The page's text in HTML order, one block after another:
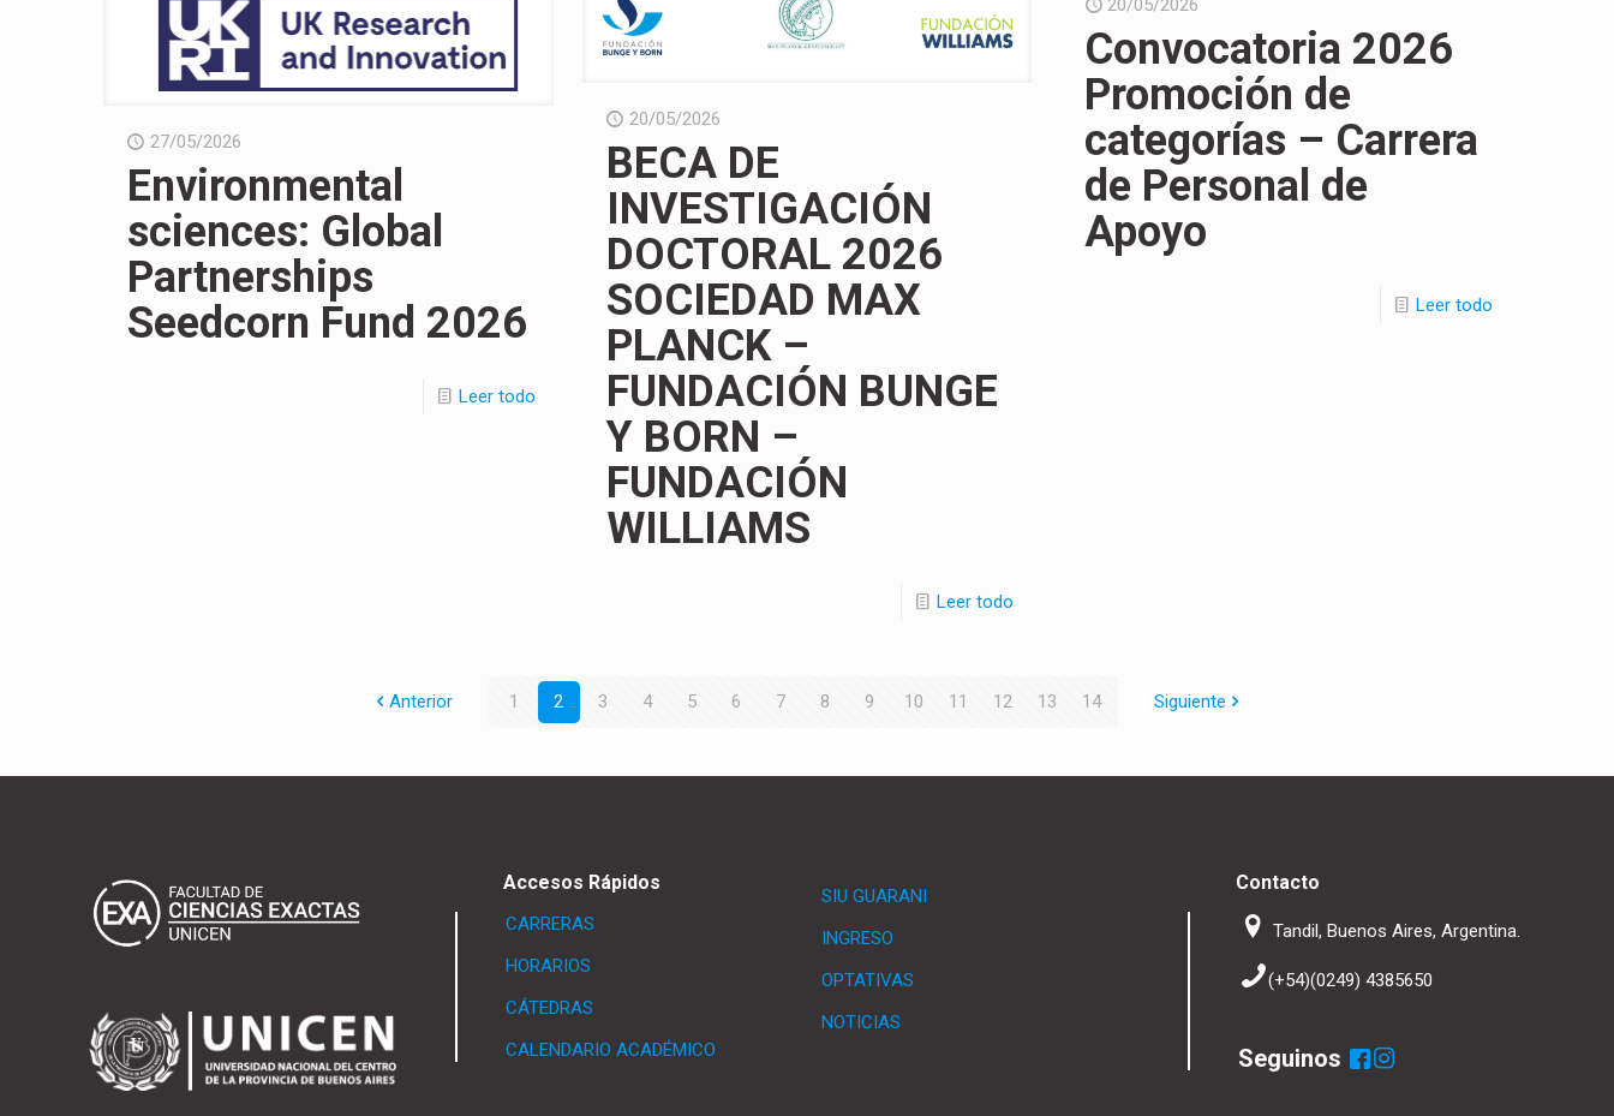
27/05/2026
Environmental
sciences: Global
Partnerships
Seedcorn Fund 2026
Leer todo
20/05/2026
BECA DE
INVESTIGACIÓN
DOCTORAL 2026
SOCIEDAD MAX
PLANCK –
FUNDACIÓN BUNGE
Y BORN –
FUNDACIÓN
WILLIAMS
Leer todo
20/05/2026
Convocatoria 2026
Promoción de
categorías – Carrera
de Personal de
Apoyo
Leer todo
Anterior 1 2 3 4 5 6 7 8 9 10 11 12 13 14 Siguiente
Accesos Rápidos
CARRERAS
HORARIOS
CÁTEDRAS
CALENDARIO ACADÉMICO
SIU GUARANI
INGRESO
OPTATIVAS
NOTICIAS
Contacto
Tandil, Buenos Aires, Argentina.
(+54)(0249) 4385650
Seguinos